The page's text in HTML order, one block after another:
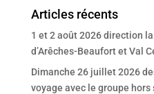
Articles récents
1 et 2 août 2026 direction
d’Arêches-Beaufort et Val
Dimanche 26 juillet 2026
voyage avec le groupe hors